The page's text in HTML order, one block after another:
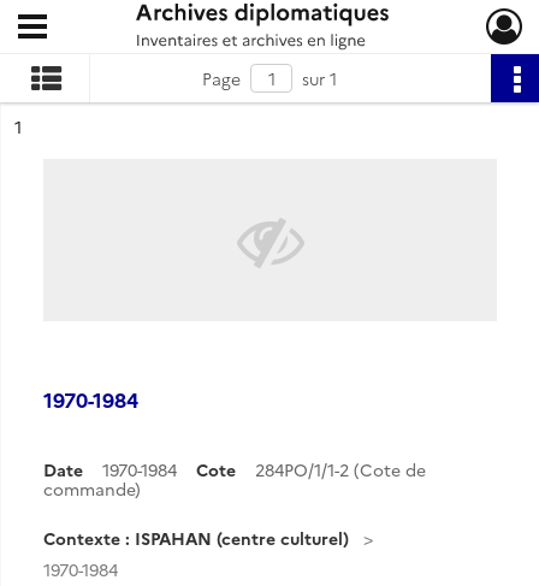
Archives diplomatiques
Ouvrir le menu déroulant
Page
sur 1
n°
1
1970-1984
Date 1970-1984 Cote
284PO/1/1-2 (Cote de
commande)
Contexte : ISPAHAN (centre culturel)
1970-1984